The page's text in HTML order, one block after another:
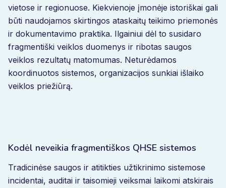
vietose ir regionuose. Kiekvienoje įmonėje istoriškai gali
būti naudojamos skirtingos ataskaitų teikimo priemonės
ir dokumentavimo praktika. Ilgainiui dėl to susidaro
fragmentiški veiklos duomenys ir ribotas saugos
veiklos rezultatų matomumas. Neturėdamos
koordinuotos sistemos, organizacijos sunkiai išlaiko
veiklos priežiūrą.
Kodėl neveikia fragmentiškos QHSE sistemos
Tradicinėse saugos ir atitikties užtikrinimo sistemose
incidentai, auditai ir taisomieji veiksmai laikomi atskirais